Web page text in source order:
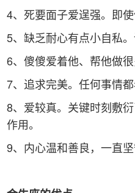
4、死要面子爱逞强。即
5、缺乏耐心有点小自私
6、傻傻爱着他、帮他做
7、追求完美。任何事情都
8、爱较真。关键时刻敷
作用。
9、内心温和善良，一直